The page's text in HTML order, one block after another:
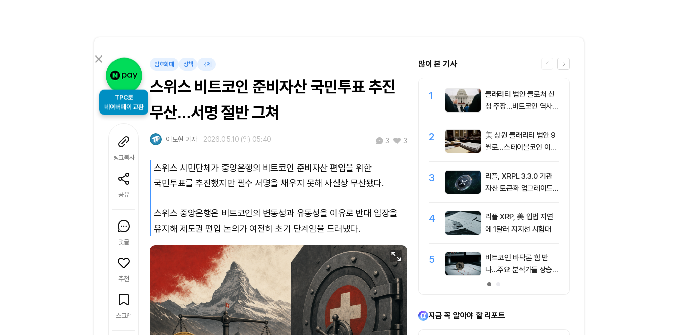
TPC로
네이버페이 교환
링크복사
공유
댓글
추천
스크랩
암호화폐 정책 국제
스위스 비트코인 준비자산 국민투표 추진
무산…서명 절반 그쳐
이도현 기자 2026.05.10 (일) 05:40 3 3
스위스 시민단체가 중앙은행의 비트코인 준비자산 편입을 위한
국민투표를 추진했지만 필수 서명을 채우지 못해 사실상 무산됐다.
스위스 중앙은행은 비트코인의 변동성과 유동성을 이유로 반대 입장을
유지해 제도권 편입 논의가 여전히 초기 단계임을 드러냈다.
많이 본 기사
1
클래리티 법안 클로처 신
청 주장…비트코인 역사가
2
美 상원 클래리티 법안 9
월로…스테이블코인 이자
3
리플, XRPL 3.3.0 기관
자산 토큰화 업그레이드
러 지지
4
리플 XRP, 美 입법 지연
에 1달러 지지선 시험대
5
비트코인 바닥론 힘 받
나…주요 분석가들 상승
신호 주목
지금 꼭 알아야 할 리포트